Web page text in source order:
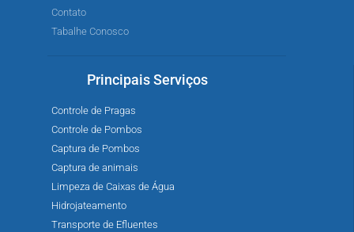
Contato
Tabalhe Conosco
Principais Serviços
Controle de Pragas
Controle de Pombos
Captura de Pombos
Captura de animais
Limpeza de Caixas de Água
Hidrojateamento
Transporte de Efluentes